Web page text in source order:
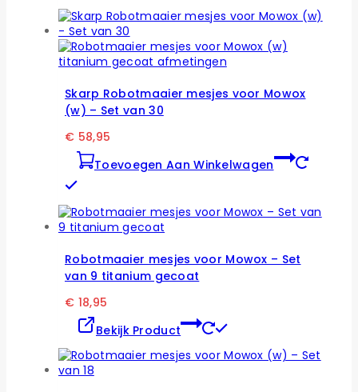
heeft
meerdere
variaties.
Deze
gekozen
productpagina
Skarp Robotmaaier mesjes voor Mowox
(w) – Set van 30
€ 58,95
Toevoegen Aan Winkelwagen
Robotmaaier mesjes voor Mowox – Set
van 9 titanium gecoat
€ 18,95
Bekijk Product
heeft
meerdere